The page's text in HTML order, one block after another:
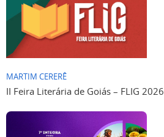
MARTIM CERERÊ
II Feira Literária de Goiás – FLIG 2026